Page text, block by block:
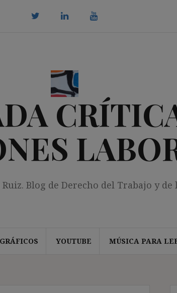
Blog de Derecho del Trabajo y de
YOUTUBE MÚSICA PARA